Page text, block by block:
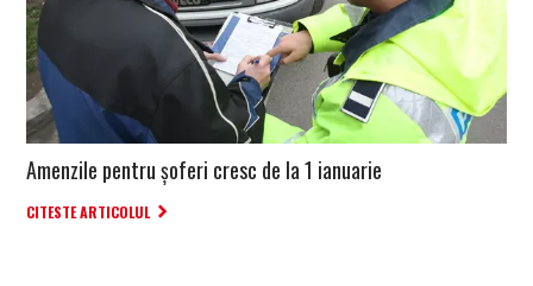
Amenzile pentru șoferi cresc de la 1 ianuarie
CITESTE ARTICOLUL